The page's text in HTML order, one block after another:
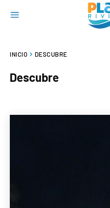
INICIO DESCUBRE
Descubre